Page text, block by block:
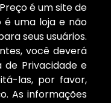
é um site de
é uma loja e não
seus usuários.
você deverá
Privacidade e
las, por favor,
As informações